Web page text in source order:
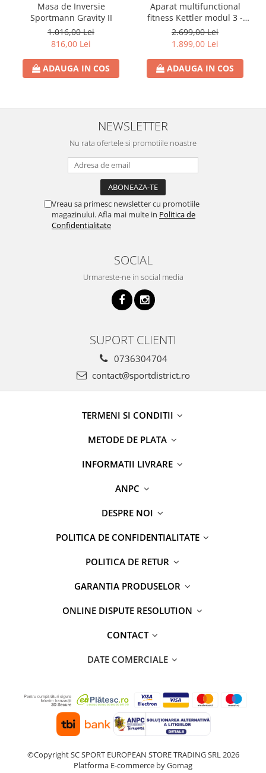
Masa de Inversie
Sportmann Gravity II
1.016,00 Lei
816,00 Lei
ADAUGA IN COS
Aparat multifunctional
fitness Kettler modul 3 -
KINETIC SYSTEM
2.699,00 Lei
1.899,00 Lei
ADAUGA IN COS
NEWSLETTER
Nu rata ofertele si promotiile noastre
Vreau sa primesc newsletter cu promotiile
magazinului. Afla mai multe in Politica de
Confidentialitate
SOCIAL
Urmareste-ne in social media
SUPORT CLIENTI
0736304704
contact@sportdistrict.ro
TERMENI SI CONDITII
METODE DE PLATA
INFORMATII LIVRARE
ANPC
DESPRE NOI
POLITICA DE CONFIDENTIALITATE
POLITICA DE RETUR
GARANTIA PRODUSELOR
ONLINE DISPUTE RESOLUTION
CONTACT
DATE COMERCIALE
©Copyright SC SPORT EUROPEAN STORE TRADING SRL 2026
Platforma E-commerce by Gomag